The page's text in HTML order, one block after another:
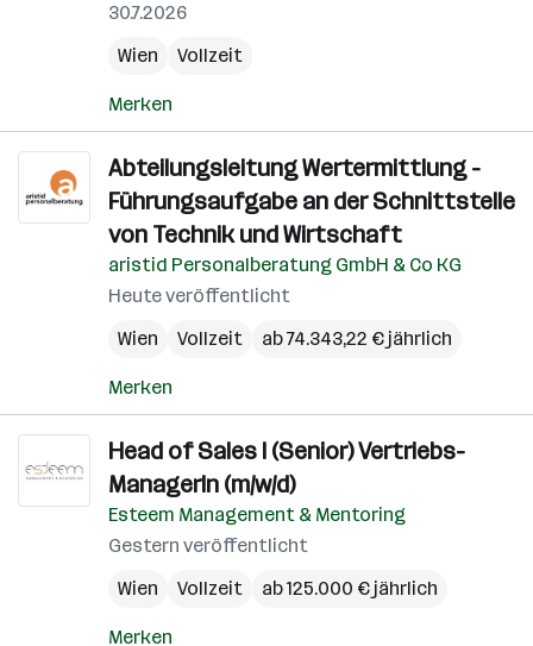
30.7.2026
Wien
Vollzeit
Merken
Abteilungsleitung Wertermittlung -
Führungsaufgabe an der Schnittstelle
von Technik und Wirtschaft
aristid Personalberatung GmbH & Co KG
Heute veröffentlicht
Wien
Vollzeit ab 74.343,22 € jährlich
Merken
Head of Sales I (Senior) Vertriebs-
ManagerIn (m/w/d)
Esteem Management & Mentoring
Gestern veröffentlicht
Wien
Vollzeit ab 125.000 € jährlich
Merken